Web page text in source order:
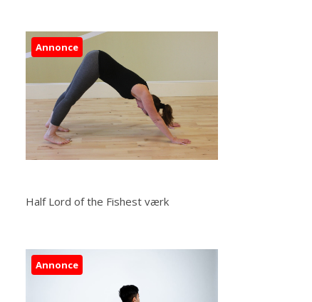
Annonce
Half Lord of the Fishest værk
Annonce